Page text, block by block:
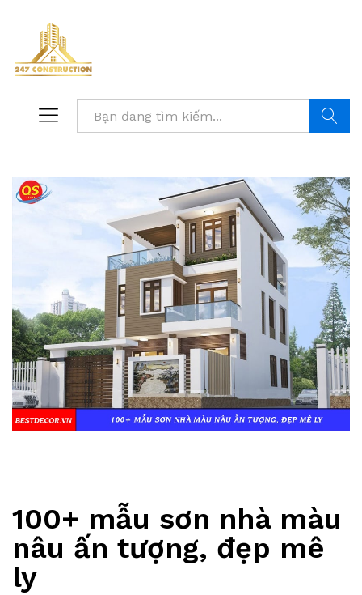
100+ mẫu sơn nhà màu
nâu ấn tượng, đẹp mê
ly